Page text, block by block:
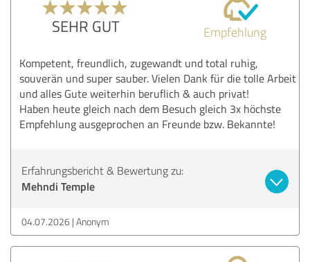
SEHR GUT Empfehlung
Kompetent, freundlich, zugewandt und total ruhig,
souverän und super sauber. Vielen Dank für die tolle Arbeit
und alles Gute weiterhin beruflich & auch privat!
Haben heute gleich nach dem Besuch gleich 3x höchste
Empfehlung ausgeprochen an Freunde bzw. Bekannte!
Erfahrungsbericht & Bewertung zu:
Mehndi Temple
04.07.2026 Anonym